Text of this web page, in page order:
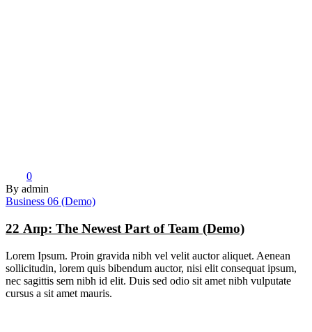
0
By admin
Business 06 (Demo)
22 Апр: The Newest Part of Team (Demo)
Lorem Ipsum. Proin gravida nibh vel velit auctor aliquet. Aenean
sollicitudin, lorem quis bibendum auctor, nisi elit consequat ipsum,
nec sagittis sem nibh id elit. Duis sed odio sit amet nibh vulputate
cursus a sit amet mauris.